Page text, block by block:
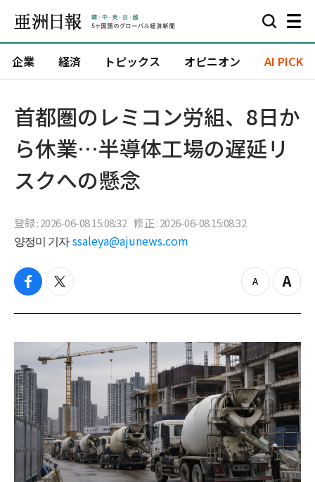
企業 経済 トピックス オピニオン AI PICK
首都圏のレミコン労組、8日か
ら休業…半導体工場の遅延リ
スクへの懸念
登録 : 2026-06-08 15:08:32 修正 : 2026-06-08 15:08:32
양정미 기자 ssaleya@ajunews.com
f
c
b
o
k
t
i
t
e
z
o
o
u
t
Z
o
i
n